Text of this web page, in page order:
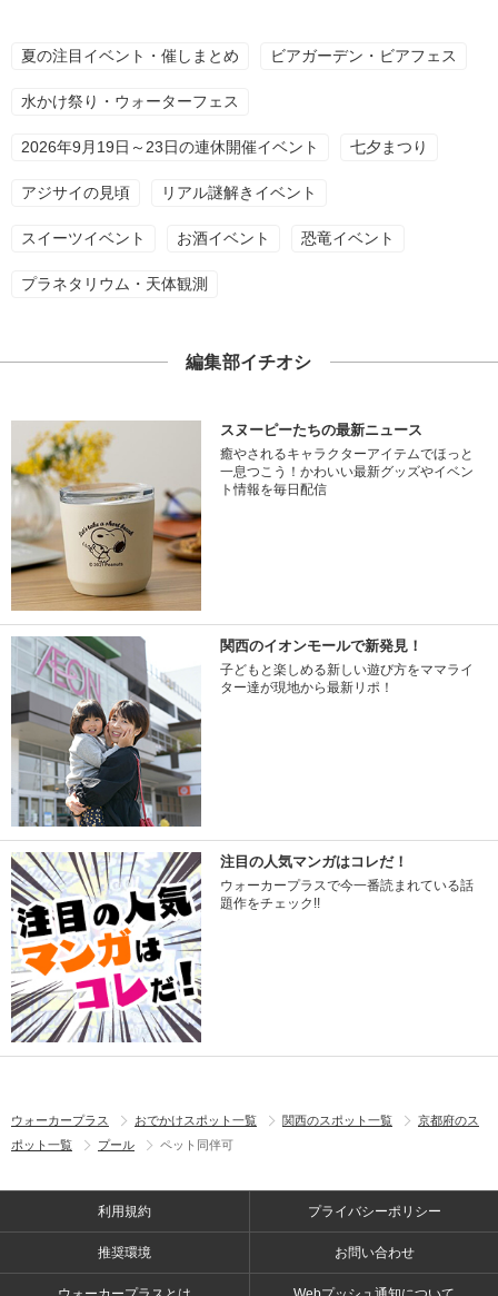
夏の注目イベント・催しまとめ ビアガーデン・ビアフェス
水かけ祭り・ウォーターフェス
2026年9月19日～23日の連休開催イベント 七夕まつり
アジサイの見頃 リアル謎解きイベント
スイーツイベント お酒イベント 恐竜イベント
プラネタリウム・天体観測
編集部イチオシ
スヌーピーたちの最新ニュース
癒やされるキャラクターアイテムでほっと
一息つこう！かわいい最新グッズやイベン
ト情報を毎日配信
関西のイオンモールで新発見！
子どもと楽しめる新しい遊び方をママライ
ター達が現地から最新リポ！
注目の人気マンガはコレだ！
ウォーカープラスで今一番読まれている話
題作をチェック!!
ウォーカープラス おでかけスポット一覧 関西のスポット一覧
京都府のス
ポット一覧
プール ペット同伴可
利用規約 プライバシーポリシー
推奨環境 お問い合わせ